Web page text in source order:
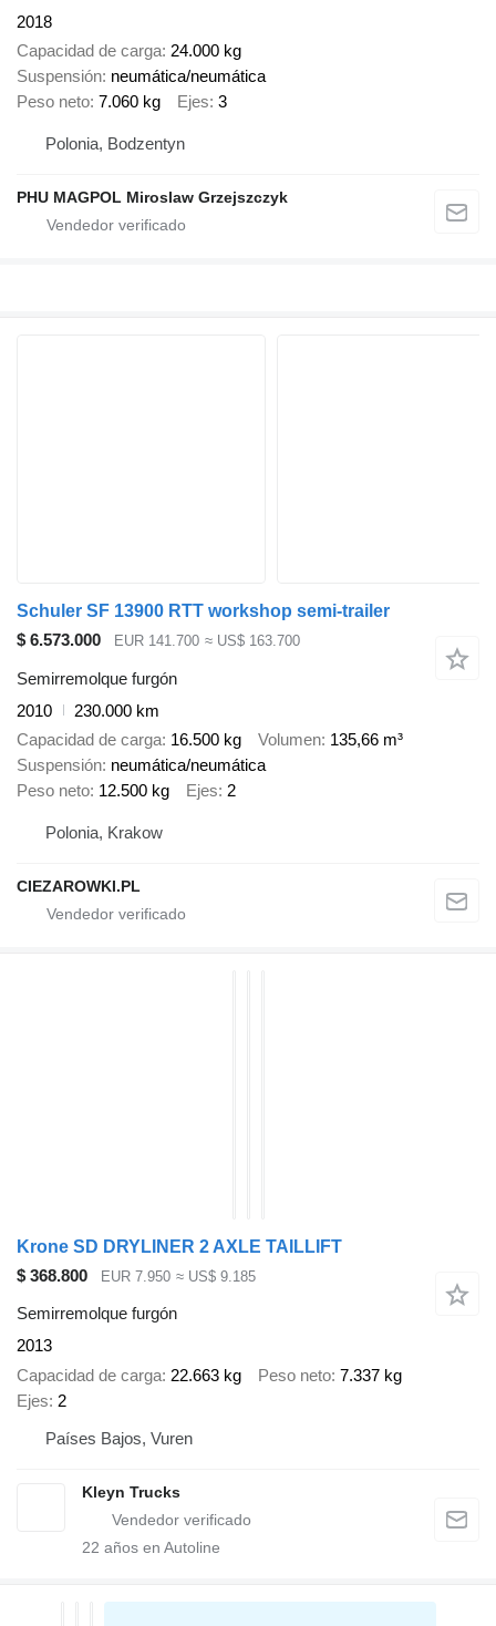
2018
Capacidad de carga 24.000 kg
Suspensión neumática/neumática
Peso neto 7.060 kg Ejes 3
Polonia, Bodzentyn
PHU MAGPOL Miroslaw Grzejszczyk
Schuler SF 13900 RTT workshop semi-trailer
$ 6.573.000
EUR 141.700 ≈ US$ 163.700
Semirremolque furgón
2010
230.000 km
Capacidad de carga 16.500 kg Volumen 135,66 m³
Suspensión neumática/neumática
Peso neto 12.500 kg Ejes 2
Polonia, Krakow
CIEZAROWKI.PL
Krone SD DRYLINER 2 AXLE TAILLIFT
$ 368.800
EUR 7.950 ≈ US$ 9.185
Semirremolque furgón
2013
Capacidad de carga 22.663 kg Peso neto 7.337 kg
Ejes 2
Países Bajos, Vuren
Kleyn Trucks
22 años en Autoline